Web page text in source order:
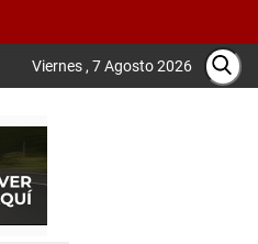
Viernes , 7 Agosto 2026